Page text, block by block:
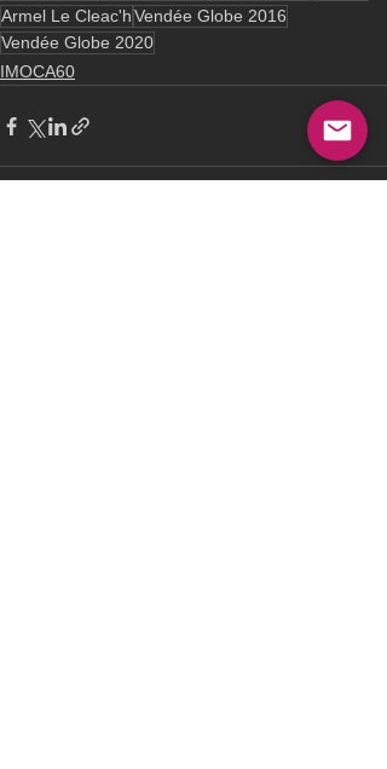
Armel Le Cleac'hVendée Globe 2016
Vendée Globe 2020
IMOCA60